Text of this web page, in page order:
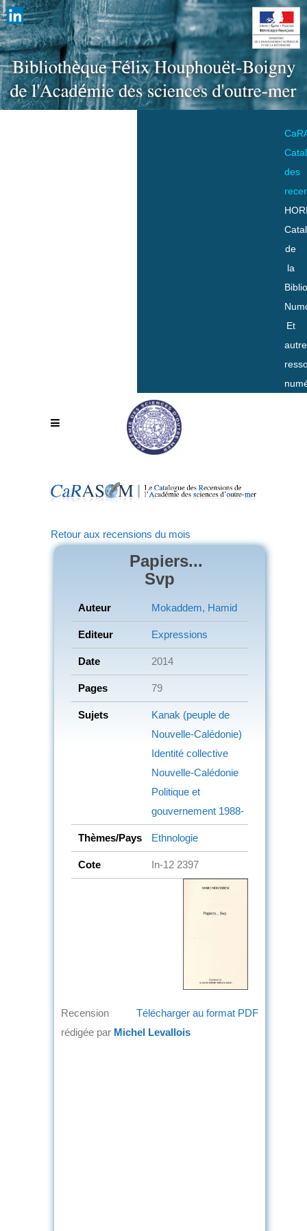
des
de
la
Et
Retour aux recensions du mois
Papiers...
Svp
Auteur Mokaddem, Hamid
Editeur Expressions
Date 2014
Pages 79
Sujets
Kanak (peuple de
Nouvelle-Calédonie)
Identité collective
Nouvelle-Calédonie
Politique et
gouvernement 1988-
Thèmes/Pays Ethnologie
Cote In-12 2397
Télécharger au format PDF
Recension
rédigée par Michel Levallois